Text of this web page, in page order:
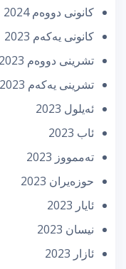
كانونی دووه‌م 2024
كانونی یه‌كه‌م 2023
تشرینی دووه‌م 2023
تشرینی یه‌كه‌م 2023
ئه‌یلول 2023
ئاب 2023
تەممووز 2023
حوزه‌یران 2023
ئایار 2023
نیسان 2023
ئازار 2023